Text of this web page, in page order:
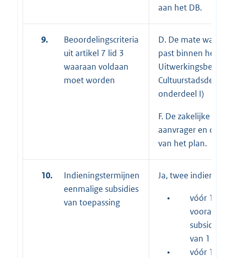
aan het DB.
9.
Beoordelingscriteria
uit artikel 7 lid 3
waaraan voldaan
moet worden
D. De mate
past binnen het
Cultuurstadsdeel
onderdeel I)
F. De zakelijke
aanvrager en de
van het plan.
10.
Indieningstermijnen
eenmalige subsidies
van toepassing
Ja, twee
•
vóór 1
van 1
•
vóór 1